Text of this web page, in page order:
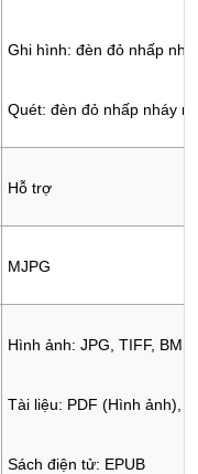
Ghi hình: đèn đỏ nhấp
Quét: đèn đỏ nhấp nháy
Hỗ trợ
MJPG
Hình ảnh: JPG, TIFF,
Tài liệu: PDF (Hình ảnh),
Sách điện tử: EPUB